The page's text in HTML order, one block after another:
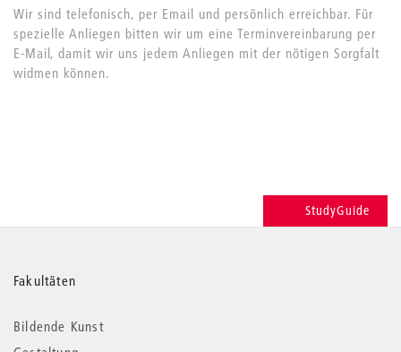
Wir sind telefonisch, per Email und persönlich erreichbar. Für
spezielle Anliegen bitten wir um eine Terminvereinbarung per
E-Mail, damit wir uns jedem Anliegen mit der nötigen Sorgfalt
widmen können.
StudyGuide
Weitere
Informationen
Fakultäten
Bildende Kunst